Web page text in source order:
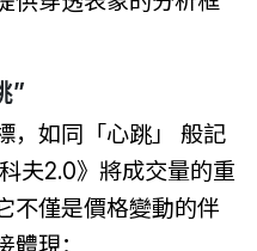
”
，如同「心跳」 般記
夫2.0》將成交量的重
不僅是價格變動的伴
現：